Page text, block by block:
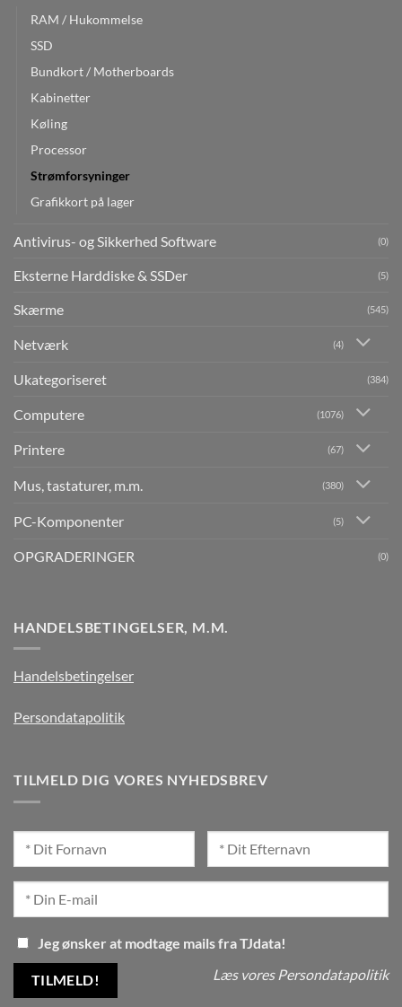
RAM / Hukommelse
SSD
Bundkort / Motherboards
Kabinetter
Køling
Processor
Strømforsyninger
Grafikkort på lager
Antivirus- og Sikkerhed Software (0)
Eksterne Harddiske & SSDer (5)
Skærme (545)
Netværk (4)
Ukategoriseret (384)
Computere (1076)
Printere (67)
Mus, tastaturer, m.m. (380)
PC-Komponenter (5)
OPGRADERINGER (0)
HANDELSBETINGELSER, M.M.
Handelsbetingelser
Persondatapolitik
TILMELD DIG VORES NYHEDSBREV
Jeg ønsker at modtage mails fra TJdata!
Læs vores Persondatapolitik